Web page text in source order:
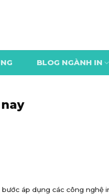
BLOG NGÀNH IN
áp dụng các công nghệ